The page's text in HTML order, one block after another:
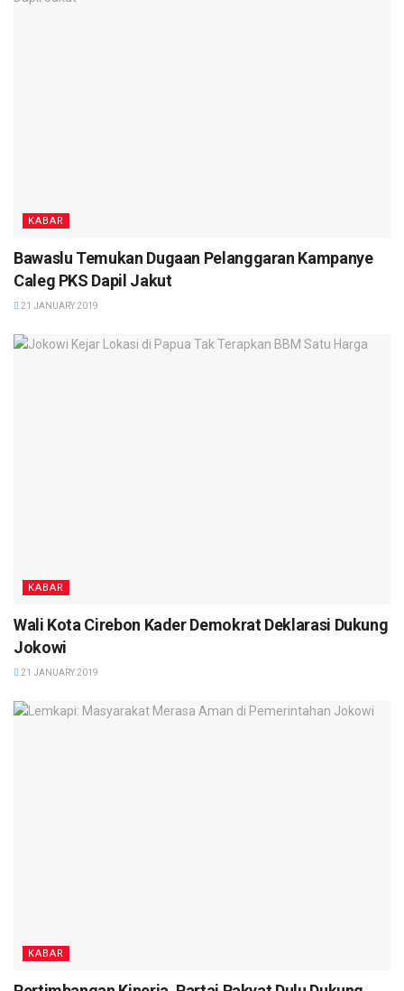
KABAR
Bawaslu Temukan Dugaan Pelanggaran Kampanye
Caleg PKS Dapil Jakut
21 JANUARY 2019
KABAR
Wali Kota Cirebon Kader Demokrat Deklarasi Dukung
Jokowi
21 JANUARY 2019
KABAR